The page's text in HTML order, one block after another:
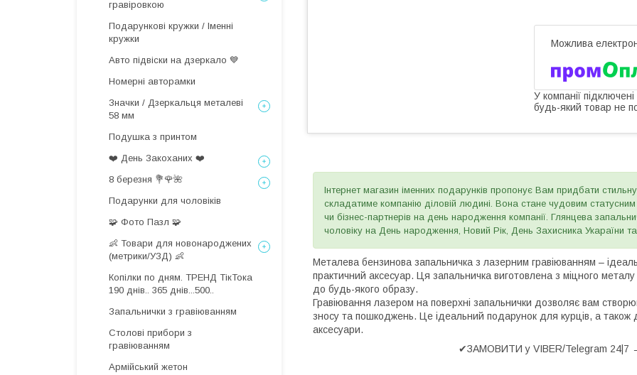
У компанії
будь-який товар не
Інтернет магазин іменних подарунків пропонує Вам придбати
складатиме компанію діловій людині. Вона стане чудовим
чи бізнес-партнерів на день народження компанії. Глянцева
чоловіку на День народження, Новий Рік, День Захисника Укараїни та
Металева бензинова запальничка з лазерним гравіюванням –
практичний аксесуар. Ця запальничка виготовлена з міцного
до будь-якого образу.
Гравіювання лазером на поверхні запальнички дозволяє вам
зносу та пошкоджень. Це ідеальний подарунок для курців, а також
аксесуари.
✔ЗАМОВИТИ у VIBER/Telegram 24|7
гравіровкою
Подарункові кружки / Іменні
кружки
Авто підвіски на дзеркало 💙
Номерні авторамки
Значки / Дзеркальця металеві
58 мм
Подушка з принтом
❤️ День Закоханих ❤️
8 березня 💐🌹🌺
Подарунки для чоловіків
🧩 Фото Пазл 🧩
👶 Товари для новонароджених
(метрики/УЗД) 👶
Копілки по дням. ТРЕНД ТікТока
190 днів.. 365 днів...500..
Запальнички з гравіюванням
Столові прибори з
гравіюванням
Армійський жетон